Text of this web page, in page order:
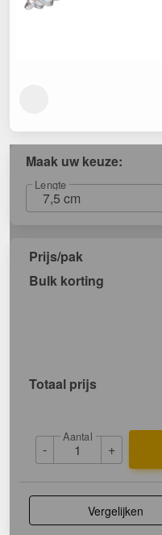
Maak uw keuze:
Lengte
7,5 cm
Prijs/pak
Bulk korting
Totaal prijs
-
Aantal
+
Vergelijken